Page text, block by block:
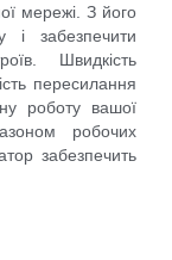
мережі. З його
забезпечити
Швидкість
пересилання
роботу вашої
робочих
забезпечить